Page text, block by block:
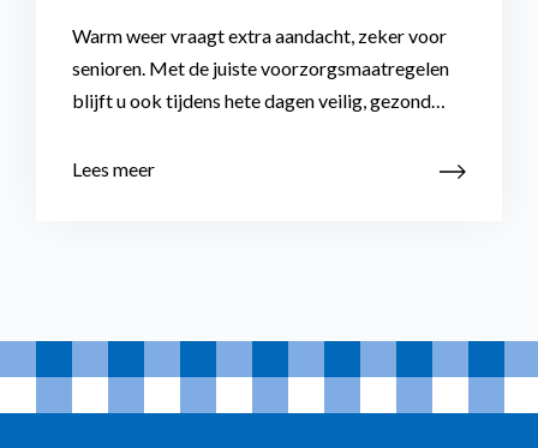
Warm weer vraagt extra aandacht, zeker voor
senioren. Met de juiste voorzorgsmaatregelen
blijft u ook tijdens hete dagen veilig, gezond…
Lees meer